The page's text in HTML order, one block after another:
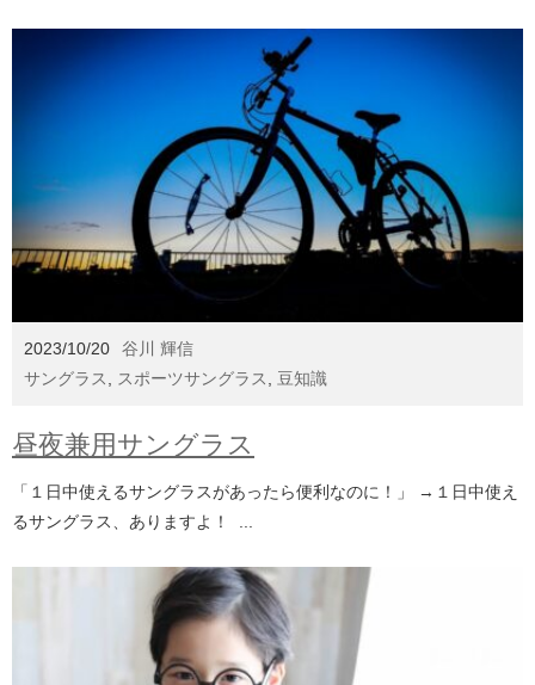
2023/10/20
谷川 輝信
サングラス
スポーツサングラス 豆知識
昼夜兼用サングラス
「１日中使えるサングラスがあったら便利なのに！」 →１日中使え
るサングラス、ありますよ！ ...